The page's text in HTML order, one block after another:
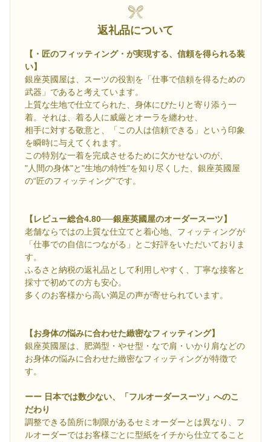
返礼品について
【・匠のフィッティング・が実現する、信頼を得られる装
い】
銀座英國屋は、スーツの役割を「仕事で信頼を得るための
武器」であると考えています。
上質な生地で仕立てられた、身体にぴたりと寄り添う一
着。それは、着る人に威厳とオーラを纏わせ、
相手に対する敬意と、「この人は信頼できる」という印象
を瞬時に与えてくれます。
この特別な一着を完成させるために欠かせないのが、
"人間の身体"と"生地の特性"を知り尽くした、銀座英國屋
の“匠のフィッティング”です。
【レビュー総合4.80──銀座英國屋のオーダースーツ】
老舗ならではの上質な仕立てと着心地、フィッティングが
「仕事での自信につながる」とご好評をいただいておりま
す。
ふるさと納税の返礼品として利用しやすく、丁寧な接客と
採寸で初めての方も安心。
多くのお客様から高い満足の声が寄せられています。
【お身体の悩みに合わせた緻密なフィッティング】
銀座英國屋は、肥満型・やせ型・なで肩・いかり肩などの
お身体の悩みに合わせた緻密なフィッティングが特徴で
す。
ーー 日本では数少ない、「フルオーダースーツ」へのこ
だわり
調整できる箇所に制限があるセミオーダーとは異なり、フ
ルオーダーではお客様ごとに型紙をイチから仕立てること